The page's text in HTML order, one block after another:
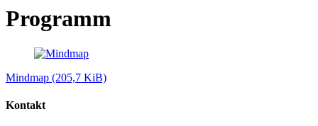
Programm
Mindmap (205,7 KiB)
Kontakt